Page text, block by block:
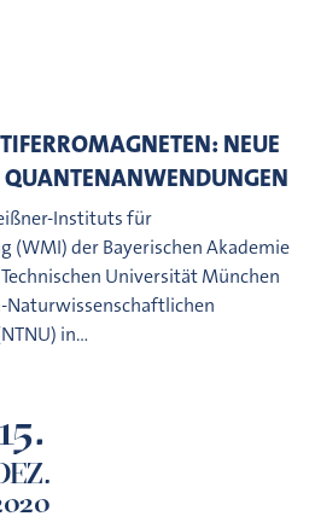
NEUE
QUANTENANWENDUNGEN
Instituts für
der Bayerischen Akademie
Universität München
Naturwissenschaftlichen
in…